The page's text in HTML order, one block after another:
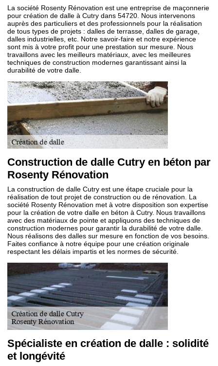
La société Rosenty Rénovation est une entreprise de maçonnerie
pour création de dalle à Cutry dans 54720. Nous intervenons
auprès des particuliers et des professionnels pour la réalisation
de tous types de projets : dalles de terrasse, dalles de garage,
dalles industrielles, etc. Notre savoir-faire et notre expérience
sont mis à votre profit pour une prestation sur mesure. Nous
travaillons avec les meilleurs matériaux, avec les meilleures
techniques de construction modernes garantissant ainsi la
durabilité de votre dalle.
Construction de dalle Cutry en béton par
Rosenty Rénovation
La construction de dalle Cutry est une étape cruciale pour la
réalisation de tout projet de construction ou de rénovation. La
société Rosenty Rénovation met à votre disposition son expertise
pour la création de votre dalle en béton à Cutry. Nous travaillons
avec des matériaux de pointe et appliquons des techniques de
construction modernes pour garantir la durabilité de votre dalle.
Nous réalisons des dalles sur mesure en fonction de vos besoins.
Faites confiance à notre équipe pour une création originale
respectant les délais impartis et les normes de sécurité.
Spécialiste en création de dalle : solidité
et longévité